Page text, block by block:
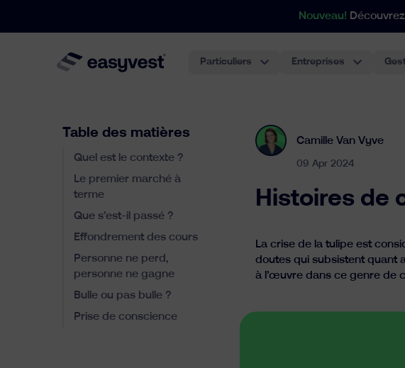
Nouveau! Découvrez
Particuliers Entreprises
Table des matières
Quel est le contexte ?
Le premier marché à
terme
Que s’est-il passé ?
Effondrement des cours
Personne ne perd,
personne ne gagne
Bulle ou pas bulle ?
Prise de conscience
Camille Van Vyve
09 Apr 2024
Histoires de
La crise de la tulipe est
doutes qui subsistent quant
à l’œuvre dans ce genre de